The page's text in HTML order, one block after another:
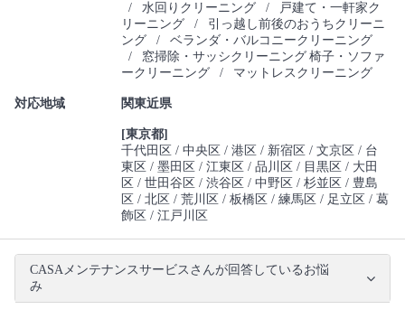
/
水回りクリーニング /
戸建て・一軒家ク
リーニング
/
引っ越し前後のおうちクリーニ
ング
/
ベランダ・バルコニークリーニング
/
窓掃除・サッシクリーニング 椅子・ソファ
ークリーニング
/ マットレスクリーニング
対応地域 関東近県
[東京都]
千代田区 中央区 港区 新宿区 文京区 台
東区 墨田区 江東区 品川区 目黒区 大田
区 世田谷区 渋谷区 中野区 杉並区 豊島
区 北区 荒川区 板橋区 練馬区 足立区 葛
飾区 江戸川区
CASAメンテナンスサービスさんが回答しているお悩
み